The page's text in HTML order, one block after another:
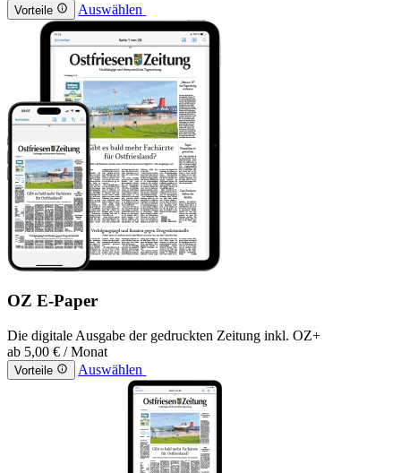
Vorteile Auswählen
OZ E-Paper
Die digitale Ausgabe der gedruckten Zeitung inkl. OZ+
ab 5,00 € / Monat
Vorteile Auswählen